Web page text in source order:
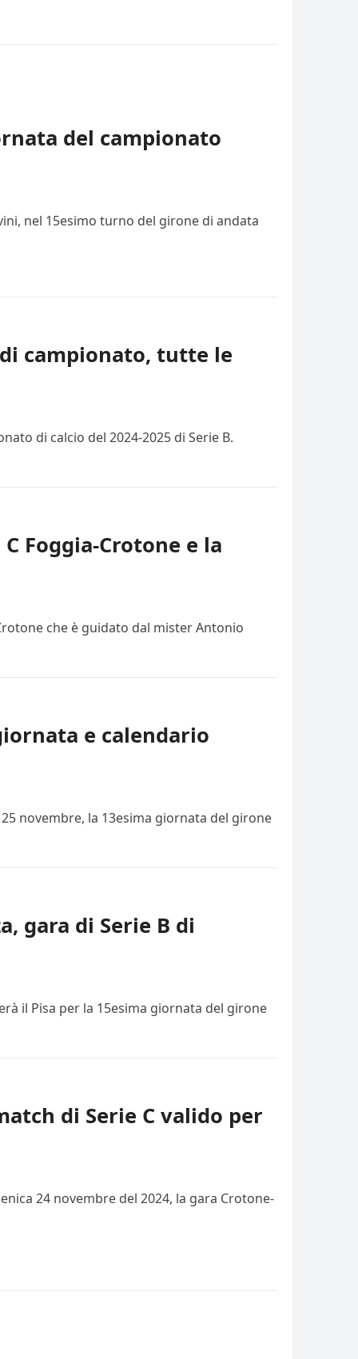
del campionato
nel 15esimo turno del girone di andata
campionato, tutte le
di calcio del 2024-2025 di Serie B.
Foggia-Crotone e la
che è guidato dal mister Antonio
e calendario
novembre, la 13esima giornata del girone
gara di Serie B di
il Pisa per la 15esima giornata del girone
di Serie C valido per
24 novembre del 2024, la gara Crotone-